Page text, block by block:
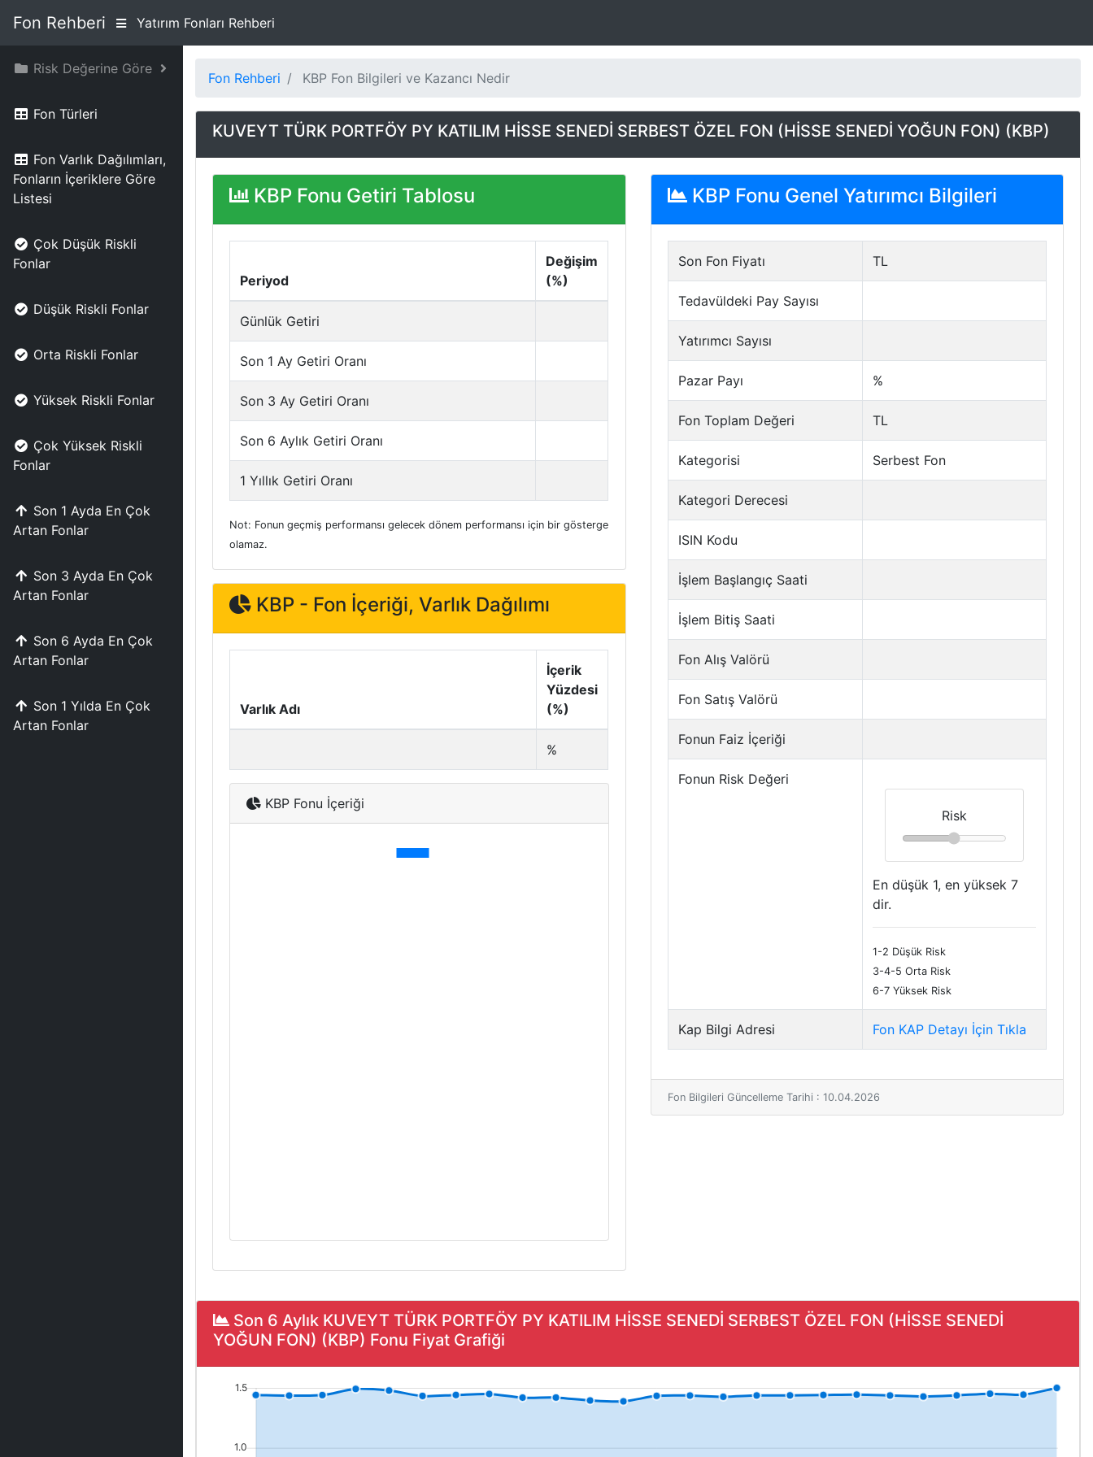
Fon Rehberi Yatırım Fonları Rehberi
Risk Değerine Göre
Fon Türleri
Fon Varlık Dağılımları,
Fonların İçeriklere Göre
Listesi
Çok Düşük Riskli
Fonlar
Düşük Riskli Fonlar
Orta Riskli Fonlar
Yüksek Riskli Fonlar
Çok Yüksek Riskli
Fonlar
Son 1 Ayda En Çok
Artan Fonlar
Son 3 Ayda En Çok
Artan Fonlar
Son 6 Ayda En Çok
Artan Fonlar
Son 1 Yılda En Çok
Artan Fonlar
Fon Rehberi KBP Fon Bilgileri ve Kazancı Nedir
KUVEYT TÜRK PORTFÖY PY KATILIM HİSSE SENEDİ SERBEST ÖZEL FON (HİSSE SENEDİ YOĞUN FON) (KBP)
KBP Fonu Getiri Tablosu
Periyod
Değişim
(%)
Günlük Getiri
Son 1 Ay Getiri Oranı
Son 3 Ay Getiri Oranı
Son 6 Aylık Getiri Oranı
1 Yıllık Getiri Oranı
Not: Fonun geçmiş performansı gelecek dönem performansı için bir gösterge
olamaz.
KBP - Fon İçeriği, Varlık Dağılımı
Varlık Adı
İçerik
Yüzdesi
(%)
%
KBP Fonu İçeriği
KBP Fonu Genel Yatırımcı Bilgileri
Son Fon Fiyatı TL
Tedavüldeki Pay Sayısı
Yatırımcı Sayısı
Pazar Payı %
Fon Toplam Değeri TL
Kategorisi Serbest Fon
Kategori Derecesi
ISIN Kodu
İşlem Başlangıç Saati
İşlem Bitiş Saati
Fon Alış Valörü
Fon Satış Valörü
Fonun Faiz İçeriği
Fonun Risk Değeri
Risk
En düşük 1, en yüksek 7
dir.
1-2 Düşük Risk
3-4-5 Orta Risk
6-7 Yüksek Risk
Kap Bilgi Adresi Fon KAP Detayı İçin Tıkla
Fon Bilgileri Güncelleme Tarihi : 10.04.2026
Son 6 Aylık KUVEYT TÜRK PORTFÖY PY KATILIM HİSSE SENEDİ SERBEST ÖZEL FON (HİSSE SENEDİ
YOĞUN FON) (KBP) Fonu Fiyat Grafiği